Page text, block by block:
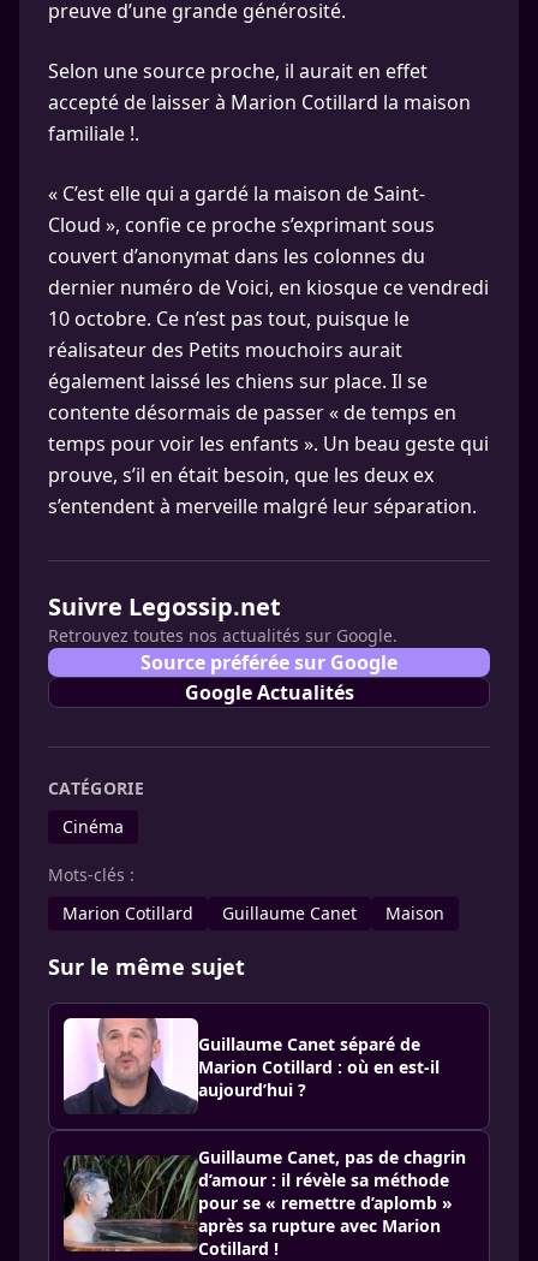
preuve d’une grande générosité.
Selon une source proche, il aurait en effet
accepté de laisser à Marion Cotillard la maison
familiale !.
« C’est elle qui a gardé la maison de Saint-
Cloud », confie ce proche s’exprimant sous
couvert d’anonymat dans les colonnes du
dernier numéro de Voici, en kiosque ce vendredi
10 octobre. Ce n’est pas tout, puisque le
réalisateur des Petits mouchoirs aurait
également laissé les chiens sur place. Il se
contente désormais de passer « de temps en
temps pour voir les enfants ». Un beau geste qui
prouve, s’il en était besoin, que les deux ex
s’entendent à merveille malgré leur séparation.
Suivre Legossip.net
Retrouvez toutes nos actualités sur Google.
Source préférée sur Google
Google Actualités
CATÉGORIE
Cinéma
Mots-clés :
Marion Cotillard
Guillaume Canet Maison
Sur le même sujet
Guillaume Canet séparé de
Marion Cotillard : où en est-il
aujourd’hui ?
Guillaume Canet, pas de chagrin
d’amour : il révèle sa méthode
pour se « remettre d’aplomb »
après sa rupture avec Marion
Cotillard !